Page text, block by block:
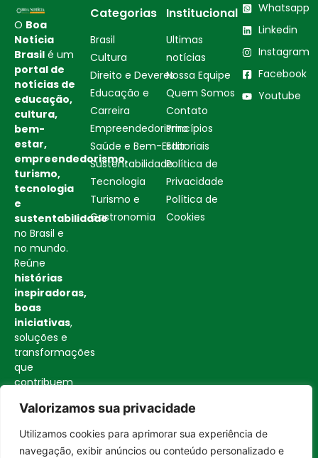
Valorizamos sua privacidade
Utilizamos cookies para aprimorar sua experiência de
navegação, exibir anúncios ou conteúdo personalizado e
O Boa
Notícia
Brasil é um
portal de
notícias de
educação,
cultura,
bem-
estar,
empreendedorismo,
turismo,
tecnologia
e
sustentabilidade
no Brasil e
no mundo.
Reúne
histórias
inspiradoras,
boas
iniciativas,
soluções e
transformações
que
contribuem
sociedade
mais
consciente
Categorias
Brasil
Cultura
Direito e Deveres
Educação e
Carreira
Empreendedorismo
Saúde e Bem-Estar
Sustentabilidade
Tecnologia
Turismo e
Gastronomia
Institucional
Ultimas
notícias
Nossa Equipe
Quem Somos
Contato
Princípios
Editoriais
Política de
Privacidade
Política de
Cookies
Whatsapp
Linkedin
Instagram
Facebook
Youtube